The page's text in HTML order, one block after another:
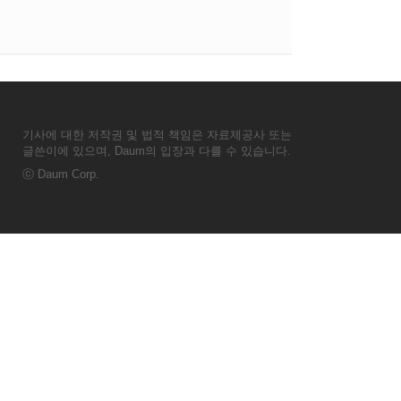
기사에 대한 저작권 및 법적 책임은 자료제공사 또는
글쓴이에 있으며, Daum의 입장과 다를 수 있습니다.
ⓒ Daum Corp.